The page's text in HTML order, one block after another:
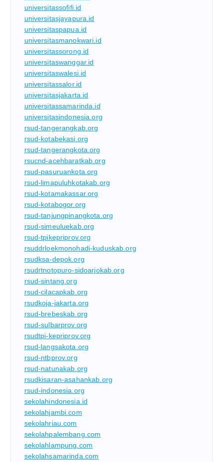
universitassofifi.id
universitasjayapura.id
universitaspapua.id
universitasmanokwari.id
universitassorong.id
universitaswanggar.id
universitaswalesi.id
universitassalor.id
universitasjakarta.id
universitassamarinda.id
universitasindonesia.org
rsud-tangerangkab.org
rsud-kotabekasi.org
rsud-tangerangkota.org
rsucnd-acehbaratkab.org
rsud-pasuruankota.org
rsud-limapuluhkotakab.org
rsud-kotamakassar.org
rsud-kotabogor.org
rsud-tanjungpinangkota.org
rsud-simeuluekab.org
rsud-tpikepriprov.org
rsuddrloekmonohadi-kuduskab.org
rsudksa-depok.org
rsudrtnotopuro-sidoarjokab.org
rsud-sintang.org
rsud-cilacapkab.org
rsudkoja-jakarta.org
rsud-brebeskab.org
rsud-sulbarprov.org
rsudtpi-kepriprov.org
rsud-langsakota.org
rsud-ntbprov.org
rsud-natunakab.org
rsudkisaran-asahankab.org
rsud-indonesia.org
sekolahindonesia.id
sekolahjambi.com
sekolahriau.com
sekolahpalembang.com
sekolahlampung.com
sekolahsamarinda.com